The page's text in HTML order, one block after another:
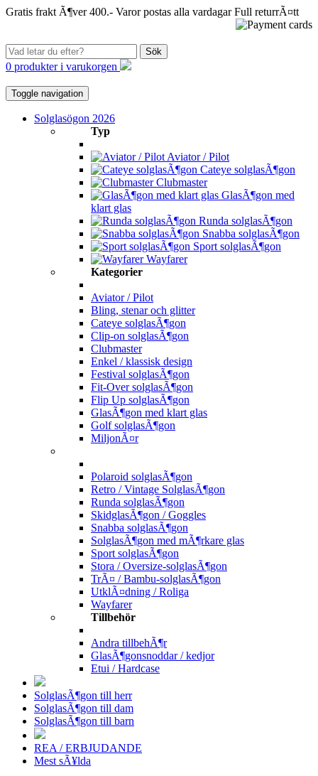
Gratis frakt Ã¶ver 400.- Varor postas alla vardagar Full returrÃ¤tt
Sök
0 produkter i varukorgen
Toggle navigation
Solglasögon 2026
Typ
Aviator / Pilot
Cateye solglasÃ¶gon
Clubmaster
GlasÃ¶gon med
klart glas
Runda solglasÃ¶gon
Snabba solglasÃ¶gon
Sport solglasÃ¶gon
Wayfarer
Kategorier
Aviator / Pilot
Bling, stenar och glitter
Cateye solglasÃ¶gon
Clip-on solglasÃ¶gon
Clubmaster
Enkel / klassisk design
Festival solglasÃ¶gon
Fit-Over solglasÃ¶gon
Flip Up solglasÃ¶gon
GlasÃ¶gon med klart glas
Golf solglasÃ¶gon
MiljonÃ¤r
Polaroid solglasÃ¶gon
Retro / Vintage SolglasÃ¶gon
Runda solglasÃ¶gon
SkidglasÃ¶gon / Goggles
Snabba solglasÃ¶gon
SolglasÃ¶gon med mÃ¶rkare glas
Sport solglasÃ¶gon
Stora / Oversize-solglasÃ¶gon
TrÃ¤ / Bambu-solglasÃ¶gon
UtklÃ¤dning / Roliga
Wayfarer
Tillbehör
Andra tillbehÃ¶r
GlasÃ¶gonsnoddar / kedjor
Etui / Hardcase
SolglasÃ¶gon till herr
SolglasÃ¶gon till dam
SolglasÃ¶gon till barn
REA / ERBJUDANDE
Mest sÃ¥lda